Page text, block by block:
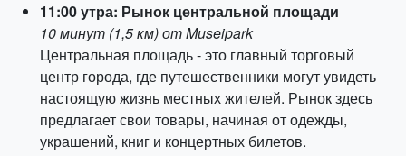
11:00 утра: Рынок центральной площади
10 минут (1,5 км) от Museipark
Центральная площадь - это главный торговый
центр города, где путешественники могут увидеть
настоящую жизнь местных жителей. Рынок здесь
предлагает свои товары, начиная от одежды,
украшений, книг и концертных билетов.